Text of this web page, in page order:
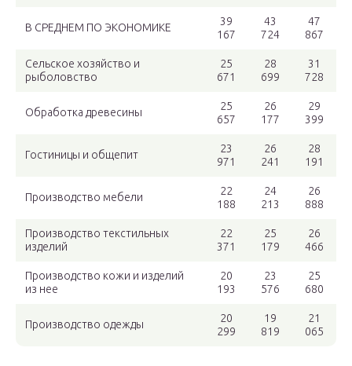
В СРЕДНЕМ ПО ЭКОНОМИКЕ
39
167
43
724
47
867
Сельское хозяйство и
рыболовство
25
671
28
699
31
728
Обработка древесины
25
657
26
177
29
399
Гостиницы и общепит
23
971
26
241
28
191
Производство мебели
22
188
24
213
26
888
Производство текстильных
изделий
22
371
25
179
26
466
Производство кожи и изделий
из нее
20
193
23
576
25
680
Производство одежды
20
299
19
819
21
065